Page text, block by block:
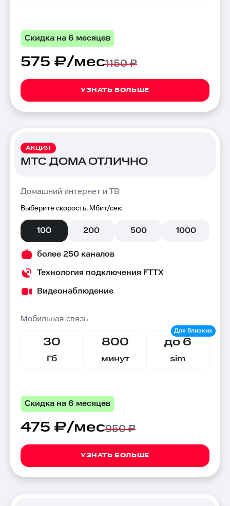
Скидка на 6 месяцев
575 ₽/мес1150 ₽
УЗНАТЬ БОЛЬШЕ
АКЦИЯ
МТС ДОМА ОТЛИЧНО
Домашний интернет и ТВ
Выберите скорость, Мбит/сек:
100 200 500 1000
более 250 каналов
Технология подключения FTTX
Видеонаблюдение
Мобильная связь
30
Гб
800
минут
до 6
sim
Скидка на 6 месяцев
475 ₽/мес950 ₽
УЗНАТЬ БОЛЬШЕ